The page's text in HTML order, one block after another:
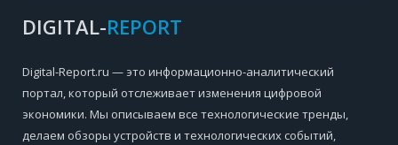
DIGITAL-REPORT
Digital-Report.ru — это информационно-аналитический
портал, который отслеживает изменения цифровой
экономики. Мы описываем все технологические тренды,
делаем обзоры устройств и технологических событий,